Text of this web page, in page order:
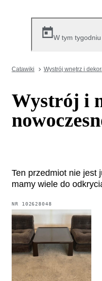
W tym tygodniu
Catawiki Wystrój wnętrz i
Wystrój i
Ten przedmiot nie jest
mamy wiele do
NR 102628048